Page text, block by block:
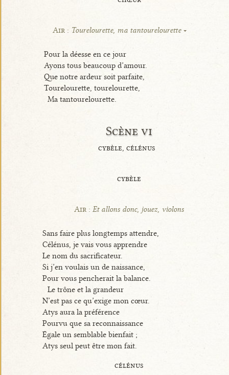
Air : Tourelourette, ma tantourelourette
Pour la déesse en ce jour
Ayons tous beaucoup d’amour.
Que notre ardeur soit parfaite,
Tourelourette, tourelourette,
Ma tantourelourette.
Scène vi
cybèle, célénus
cybèle
Air :Et allons donc, jouez, violons
Sans faire plus longtemps attendre,
Célénus, je vais vous apprendre
Le nom du sacrificateur.
Si j’en voulais un de naissance,
Pour vous pencherait la balance.
Le trône et la grandeur
N’est pas ce qu’exige mon cœur.
Atys aura la préférence
Pourvu que sa reconnaissance
Égale un semblable bienfait ;
Atys seul peut être mon fait.
célénus